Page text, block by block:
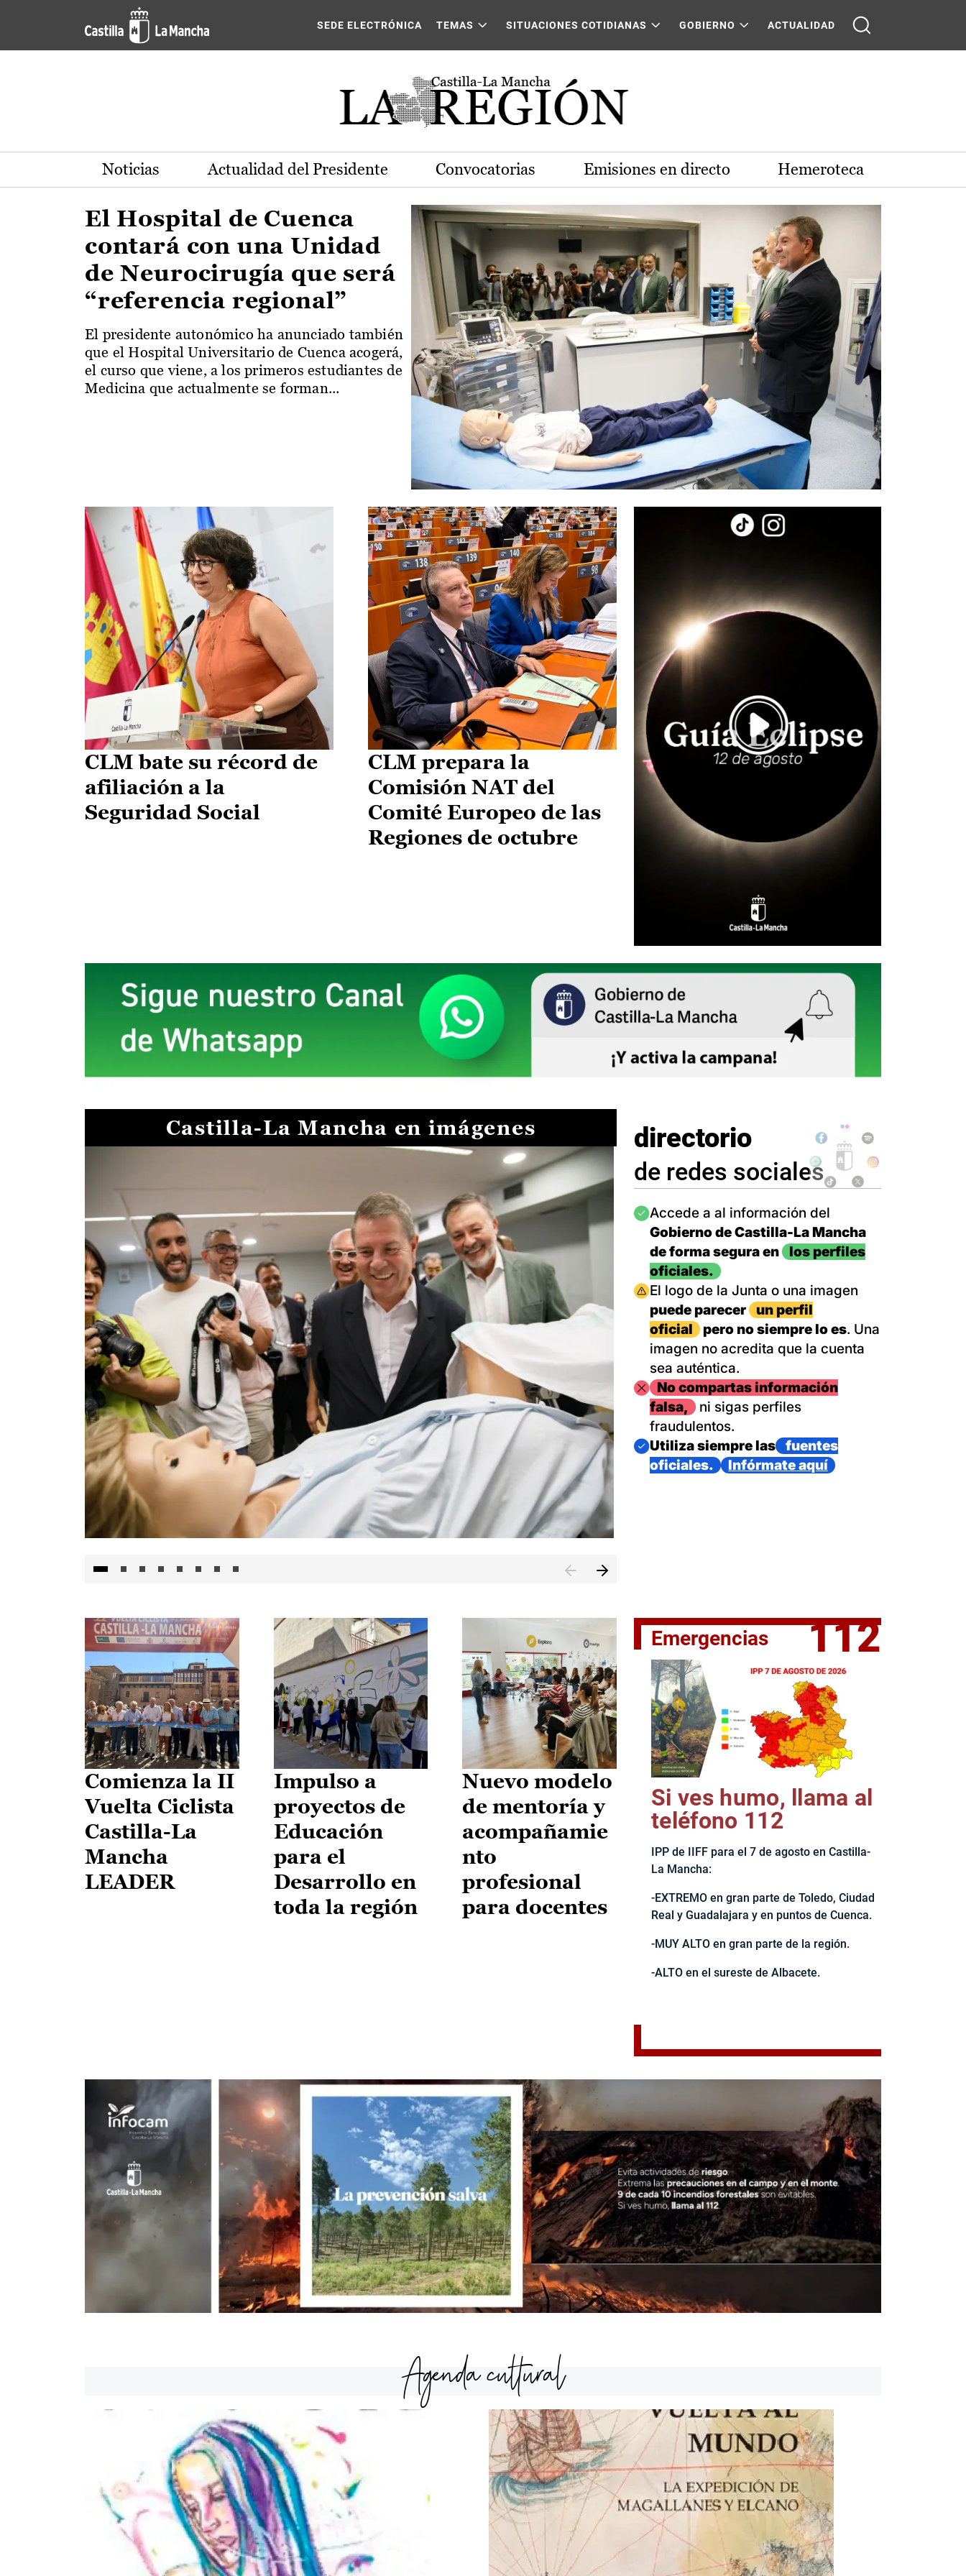
Pasar al contenido principal
Actualidad de la región de Castilla-La Mancha
SEDE ELECTRÓNICA TEMAS SITUACIONES COTIDIANAS GOBIERNO ACTUALIDAD
Noticias Actualidad del Presidente Convocatorias Emisiones en directo Hemeroteca
El Hospital de Cuenca
contará con una Unidad
de Neurocirugía que será
“referencia regional”
El presidente autonómico ha anunciado también
que el Hospital Universitario de Cuenca acogerá,
el curso que viene, a los primeros estudiantes de
Medicina que actualmente se forman...
CLM bate su récord de
afiliación a la
Seguridad Social
CLM prepara la
Comisión NAT del
Comité Europeo de las
Regiones de octubre
Castilla-La Mancha en imágenes
El jefe del Ejecutivo castellanomanchego, Emiliano García-
directorio
de redes sociales
Imagen
Accede a al información del
Gobierno de Castilla-La Mancha
de forma segura en
los perfiles
oficiales.
Imagen
El logo de la Junta o una imagen
puede parecer
un perfil
oficial
pero no siempre lo es. Una
imagen no acredita que la cuenta
sea auténtica.
ImagenNo compartas información
falsa,
ni sigas perfiles
fraudulentos.
Imagen
Utiliza siempre las
fuentes
oficiales.
Infórmate aquí
Comienza la II
Vuelta Ciclista
Castilla-La
Mancha
LEADER
Impulso a
proyectos de
Educación
para el
Desarrollo en
toda la región
Nuevo modelo
de mentoría y
acompañamie
nto
profesional
para docentes
Emergencias 112
Si ves humo, llama al
teléfono 112
IPP de IIFF para el 7 de agosto en Castilla-
La Mancha:
-EXTREMO en gran parte de Toledo, Ciudad
Real y Guadalajara y en puntos de Cuenca.
-MUY ALTO en gran parte de la región.
-ALTO en el sureste de Albacete.
Agenda cultural